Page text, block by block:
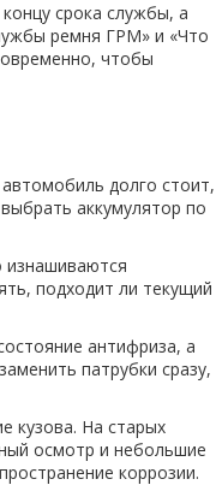
срока службы, а
ремня ГРМ» и «Что
чтобы
долго стоит,
аккумулятор по
изнашиваются
подходит ли текущий
антифриза, а
патрубки сразу,
кузова. На старых
осмотр и небольшие
коррозии.